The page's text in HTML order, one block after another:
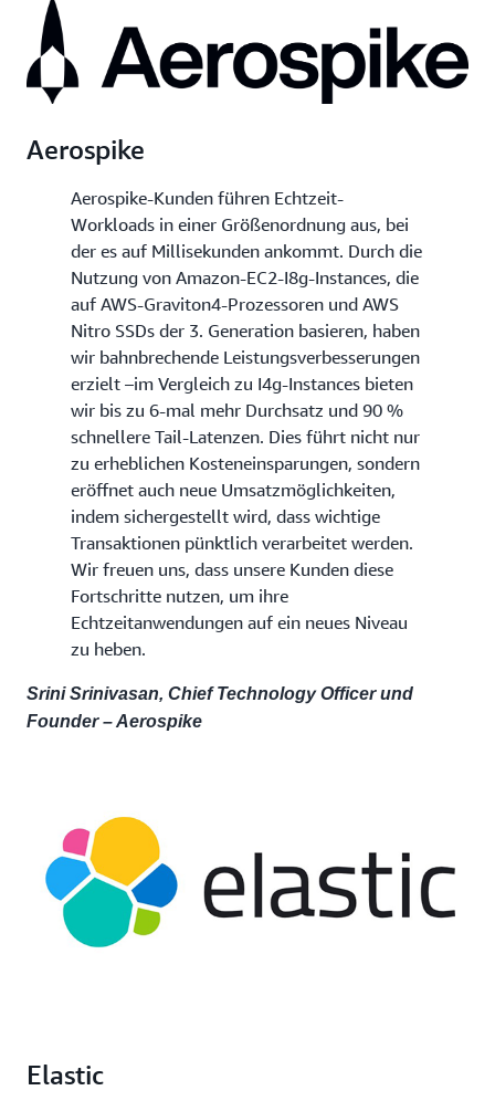
96 768
8 x 7 500 GB =
60 000 GB
192
16 x 7 500 GB =
Aerospike
Aerospike-Kunden führen Echtzeit-
Workloads in einer Größenordnung aus, bei
der es auf Millisekunden ankommt. Durch die
Nutzung von Amazon-EC2-I8g-Instances, die
auf AWS-Graviton4-Prozessoren und AWS
Nitro SSDs der 3. Generation basieren, haben
wir bahnbrechende Leistungsverbesserungen
erzielt –im Vergleich zu I4g-Instances bieten
wir bis zu 6-mal mehr Durchsatz und 90 %
schnellere Tail-Latenzen. Dies führt nicht nur
zu erheblichen Kosteneinsparungen, sondern
eröffnet auch neue Umsatzmöglichkeiten,
indem sichergestellt wird, dass wichtige
Transaktionen pünktlich verarbeitet werden.
Wir freuen uns, dass unsere Kunden diese
Fortschritte nutzen, um ihre
Echtzeitanwendungen auf ein neues Niveau
zu heben.
Srini Srinivasan, Chief Technology Officer und
Founder – Aerospike
Elastic